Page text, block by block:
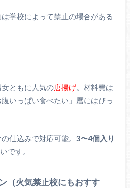
学校によって禁止の場合がある
ともに人気の唐揚げ。材料費は
いっぱい食べたい」層にはぴっ
仕込みで対応可能。 3〜4個入り
です。
（火気禁止校にもおすす